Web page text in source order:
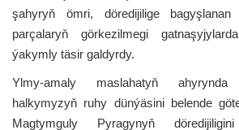
şahyryň ömri, döredijilige bagyşlanan
parçalaryň görkezilmegi
ýakymly täsir galdyrdy.
Ylmy-amaly maslahatyň
halkymyzyň ruhy dünýäsini belende
Magtymguly Pyragynyň